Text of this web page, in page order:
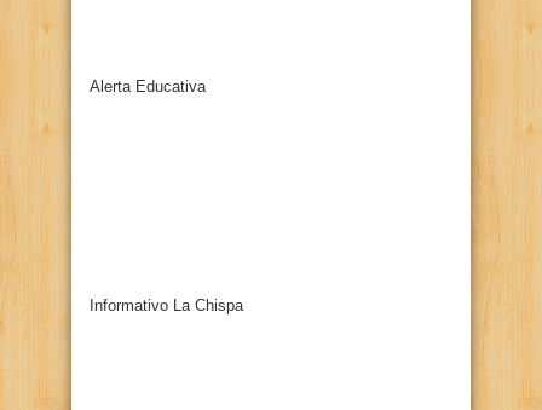
Alerta Educativa
Informativo La Chispa